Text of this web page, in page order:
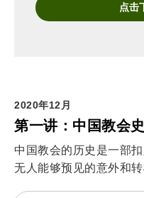
点击
2020年12月
第一讲：中国教会史
中国教会的历史是一部
无人能够预见的意外和转